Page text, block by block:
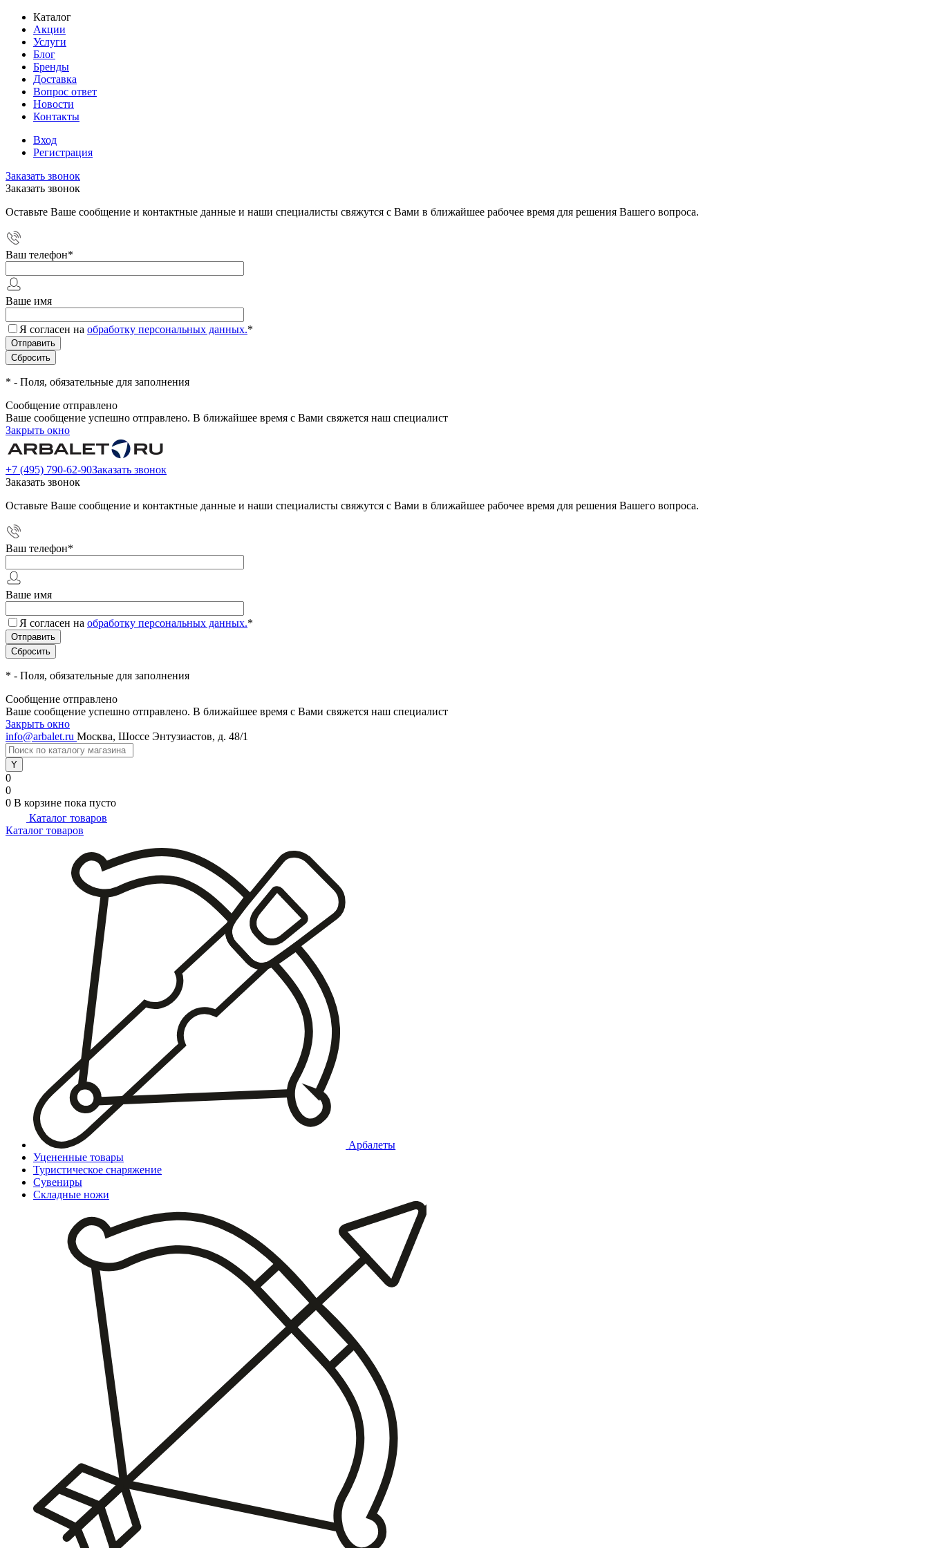
Каталог
Акции
Услуги
Блог
Бренды
Доставка
Вопрос ответ
Новости
Контакты
Вход
Регистрация
Заказать звонок
Заказать звонок
Оставьте Ваше сообщение и контактные данные и наши специалисты свяжутся с Вами в ближайшее рабочее время для решения Вашего вопроса.
Ваш телефон*
Ваше имя
Я согласен на обработку персональных данных.*
* - Поля, обязательные для заполнения
Сообщение отправлено
Ваше сообщение успешно отправлено. В ближайшее время с Вами свяжется наш специалист
Закрыть окно
+7 (495) 790-62-90Заказать звонок
Заказать звонок
Оставьте Ваше сообщение и контактные данные и наши специалисты свяжутся с Вами в ближайшее рабочее время для решения Вашего вопроса.
Ваш телефон*
Ваше имя
Я согласен на обработку персональных данных.*
* - Поля, обязательные для заполнения
Сообщение отправлено
Ваше сообщение успешно отправлено. В ближайшее время с Вами свяжется наш специалист
Закрыть окно
info@arbalet.ru Москва, Шоссе Энтузиастов, д. 48/1
0
0
0 В корзине пока пусто
Каталог товаров
Каталог товаров
Арбалеты
Уцененные товары
Туристическое снаряжение
Сувениры
Складные ножи